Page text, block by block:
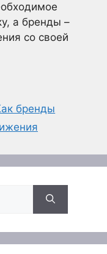
а бренды –
со своей
бренды